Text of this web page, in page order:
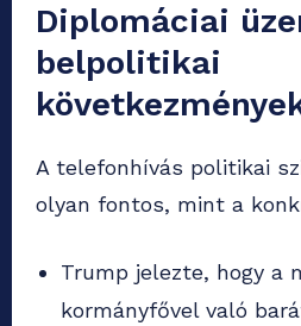
Diplomáciai
belpolitikai
A telefonhívás politikai
olyan fontos, mint a
Trump jelezte, hogy a
kormányfővel való